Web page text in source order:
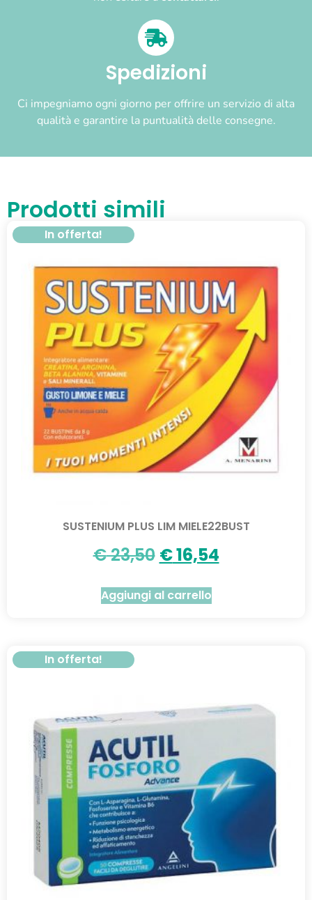
Spedizioni
Ci impegniamo ogni giorno per offrire un servizio di alta
qualità e garantire la puntualità delle consegne.
Prodotti simili
In offerta!
SUSTENIUM PLUS LIM MIELE22BUST
€23,50 €16,54
Aggiungi al carrello
In offerta!